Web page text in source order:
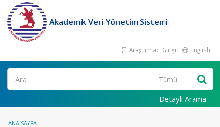
Akademik Veri Yönetim Sistemi
Araştırmacı Girişi English
Ara
Detaylı Arama
ANA SAYFA